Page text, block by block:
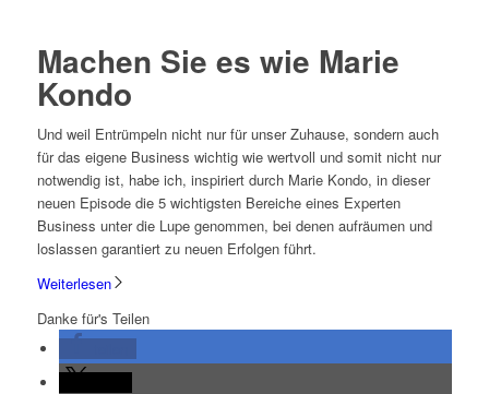
Machen Sie es wie Marie
Kondo
Und weil Entrümpeln nicht nur für unser Zuhause, sondern auch
für das eigene Business wichtig wie wertvoll und somit nicht nur
notwendig ist, habe ich, inspiriert durch Marie Kondo, in dieser
neuen Episode die 5 wichtigsten Bereiche eines Experten
Business unter die Lupe genommen, bei denen aufräumen und
loslassen garantiert zu neuen Erfolgen führt.
Weiterlesen
Danke für's Teilen